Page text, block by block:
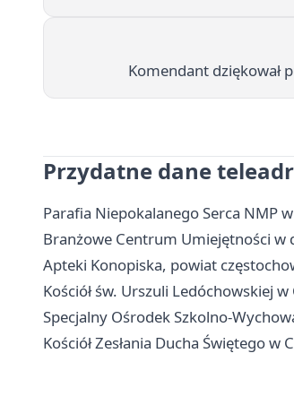
Komendant dziękował
Przydatne dane
Parafia Niepokalanego Serca NMP
Branżowe Centrum Umiejętności
Apteki Konopiska, powiat
Kościół św. Urszuli Ledóchowskiej
Specjalny Ośrodek Szkolno-
Kościół Zesłania Ducha Świętego